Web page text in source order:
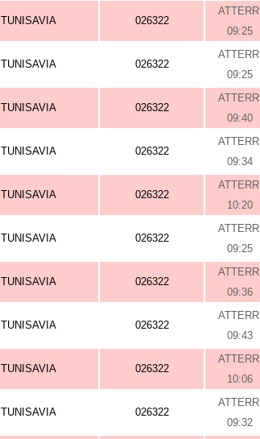
TUNISAVIA 026322
ATTERRI
09:25
TUNISAVIA 026322
ATTERRI
09:25
TUNISAVIA 026322
ATTERRI
09:40
TUNISAVIA 026322
ATTERRI
09:34
TUNISAVIA 026322
ATTERRI
10:20
TUNISAVIA 026322
ATTERRI
09:25
TUNISAVIA 026322
ATTERRI
09:36
TUNISAVIA 026322
ATTERRI
09:43
TUNISAVIA 026322
ATTERRI
10:06
TUNISAVIA 026322
ATTERRI
09:32